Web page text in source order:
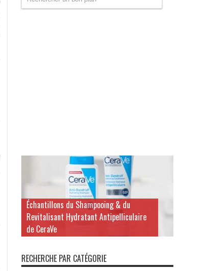
Échantillons du Shampooing & du
Revitalisant Hydratant Antipelliculaire
de CeraVe
RECHERCHE PAR CATÉGORIE